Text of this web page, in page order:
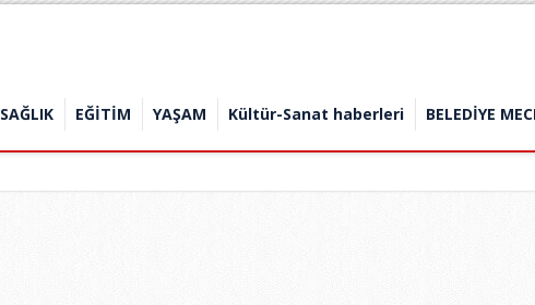
SAĞLIK EĞİTİM YAŞAM Kültür-Sanat haberleri BELEDİYE